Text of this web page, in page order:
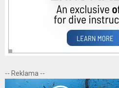
-- Reklama --